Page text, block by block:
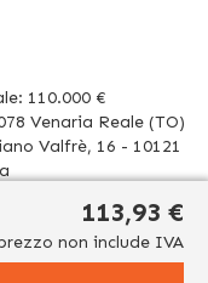
113,93 €
non include IVA
110.000 €
Venaria Reale (TO)
Valfrè, 16 - 10121
ed aventi la seguente natura: